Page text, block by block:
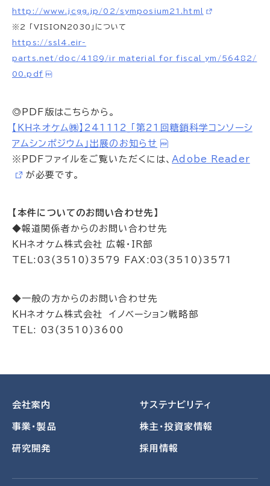
http://www.jcgg.jp/02/symposium21.html
※2 「VISION2030」について
https://ssl4.eir-
parts.net/doc/4189/ir_material_for_fiscal_ym/56482/
00.pdf
◎PDF版はこちらから。
【ＫＨネオケム㈱】241112_「第21回糖鎖科学コンソーシ
アムシンポジウム」出展のお知らせ
※PDFファイルをご覧いただくには、 Adobe Reader
が必要です。
【本件についてのお問い合わせ先】
◆報道関係者からのお問い合わせ先
ＫＨネオケム株式会社 広報・IR部
TEL:03(3510)3579 FAX:03(3510)3571
◆一般の方からのお問い合わせ先
ＫＨネオケム株式会社 イノベーション戦略部
TEL: 03(3510)3600
会社案内
事業・製品
研究開発
サステナビリティ
株主・投資家情報
採用情報